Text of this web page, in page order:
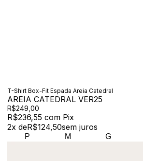
T-Shirt Box-Fit Espada Areia Catedral
AREIA CATEDRAL VER25
R$249,00
R$236,55 com Pix
2x deR$124,50sem juros
P M G